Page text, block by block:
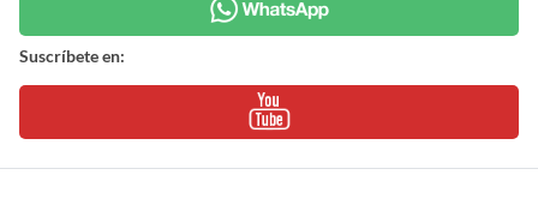
Suscríbete en: